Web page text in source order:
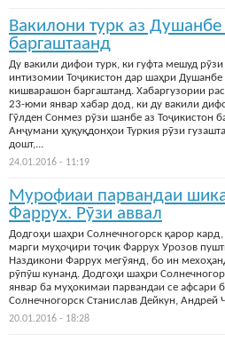
Вакилони турк аз Душанбе
баргаштаанд
Ду вакили дифои турк, ки гуфта мешуд
интизомии Тоҷикистон дар шаҳри
кишварашон баргаштанд. Хабаргузории
23-юми январ хабар дод, ки ду вакили
Гӯлден Сонмез рӯзи шанбе аз Тоҷикистон
Анҷумани ҳуқуқдонҳои Туркия рӯзи
дошт,...
24.01.2016 - 11:19
Мурофиаи парвандаи
Фаррух. Рӯзи аввал
Додгоҳи шаҳри Солнечногорск қарор
марги муҳоҷири тоҷик Фаррух Урозов
Наздикони Фаррух мегӯянд, бо ин
рӯпӯш кунанд. Додгоҳи шаҳри
январ ба муҳокимаи парвандаи се афсари
Солнечногорск Станислав Дейкун, Андрей
20.01.2016 - 18:28